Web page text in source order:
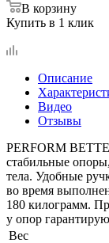
В корзину
Купить в 1 клик
Описание
Видео
Отзывы
PERFORM
стабильные
тела. Удобные
во время
180 килограмм.
у опор
Вес